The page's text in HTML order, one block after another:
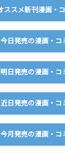
ススメ新刊漫画・
今日発売の漫画・コ
明日発売の漫画・コ
近日発売の漫画・コ
今月発売の漫画・コ